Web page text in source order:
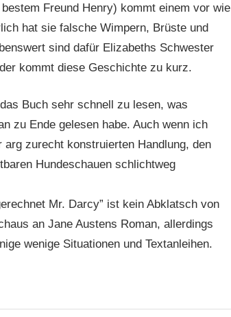
Freund Henry) kommt einem vor wie
hat sie falsche Wimpern, Brüste und
sind dafür Elizabeths Schwester
kommt diese Geschichte zu kurz.
Buch sehr schnell zu lesen, was
zu Ende gelesen habe. Auch wenn ich
zurecht konstruierten Handlung, den
Hundeschauen schlichtweg
Mr. Darcy” ist kein Abklatsch von
an Jane Austens Roman, allerdings
wenige Situationen und Textanleihen.